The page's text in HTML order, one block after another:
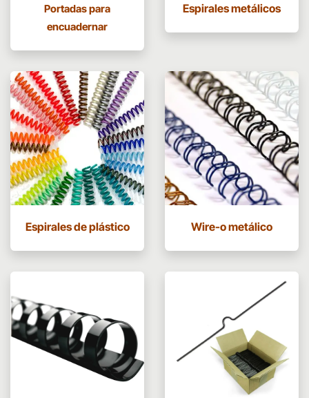
Portadas para
encuadernar
Espirales metálicos
Espirales de plástico Wire-o metálico